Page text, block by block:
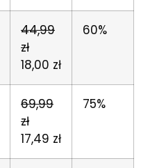
44,99
zł
18,00 zł
60%
69,99
zł
17,49 zł
75%